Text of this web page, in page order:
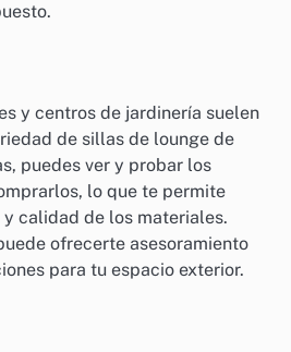
y centros de jardinería suelen
de sillas de lounge de
puedes ver y probar los
lo que te permite
calidad de los materiales.
ofrecerte asesoramiento
para tu espacio exterior.